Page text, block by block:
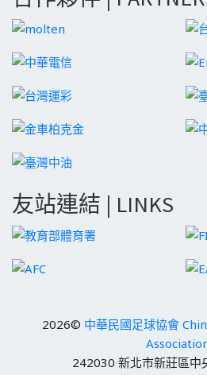
友站連結 | LINKS
2026© 中華民國足球協會
242030 新北市新莊區中